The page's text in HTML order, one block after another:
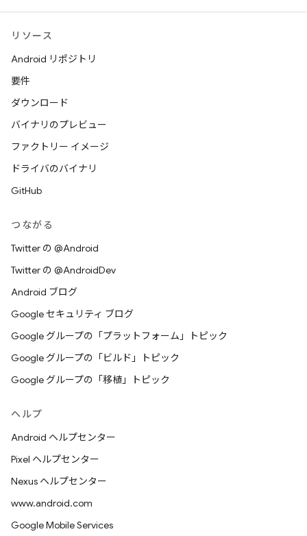
リソース
Android リポジトリ
要件
ダウンロード
バイナリのプレビュー
ファクトリー イメージ
ドライバのバイナリ
GitHub
つながる
Twitter の @Android
Twitter の @AndroidDev
Android ブログ
Google セキュリティ ブログ
Google グループの「プラットフォーム」トピック
Google グループの「ビルド」トピック
Google グループの「移植」トピック
ヘルプ
Android ヘルプセンター
Pixel ヘルプセンター
Nexus ヘルプセンター
www.android.com
Google Mobile Services